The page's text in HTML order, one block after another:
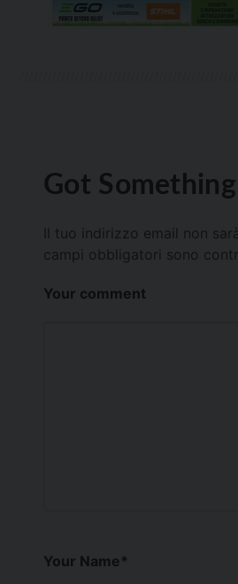
Got Something
Il tuo indirizzo email non
campi obbligatori sono
Your comment
Your Name*